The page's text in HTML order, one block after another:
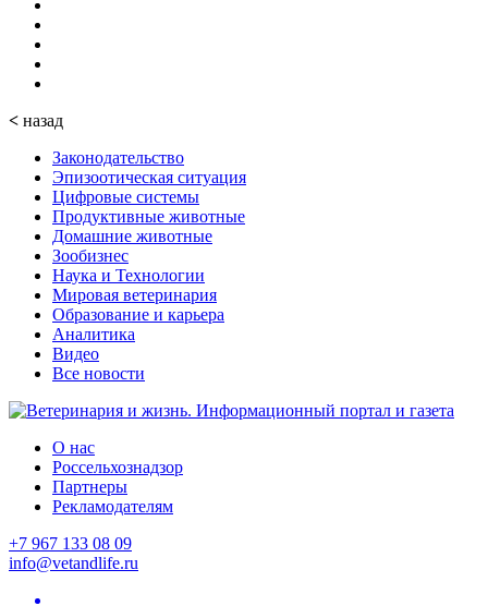
< назад
Законодательство
Эпизоотическая ситуация
Цифровые системы
Продуктивные животные
Домашние животные
Зообизнес
Наука и Технологии
Мировая ветеринария
Образование и карьера
Аналитика
Видео
Все новости
О нас
Россельхознадзор
Партнеры
Рекламодателям
+7 967 133 08 09
info@vetandlife.ru